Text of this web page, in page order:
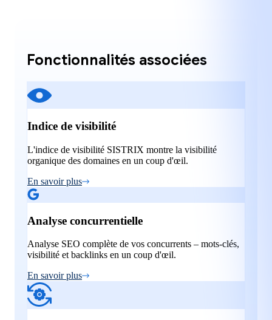
Fonctionnalités associées
Indice de visibilité
L'indice de visibilité SISTRIX montre la visibilité
organique des domaines en un coup d'œil.
En savoir plus
Analyse concurrentielle
Analyse SEO complète de vos concurrents – mots-clés,
visibilité et backlinks en un coup d'œil.
En savoir plus